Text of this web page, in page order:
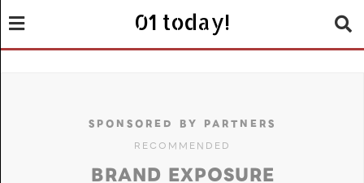
01 today!
SPONSORED BY PARTNERS
RECOMMENDED
BRAND EXPOSURE